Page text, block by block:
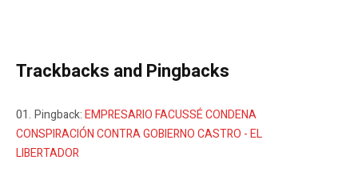
Trackbacks and Pingbacks
Pingback:EMPRESARIO FACUSSÉ CONDENA
CONSPIRACIÓN CONTRA GOBIERNO CASTRO - EL
LIBERTADOR